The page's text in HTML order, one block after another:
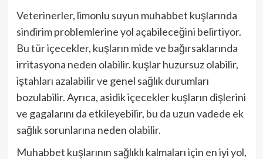
Veterinerler, limonlu suyun muhabbet kuşlarında
sindirim problemlerine yol açabileceğini belirtiyor.
Bu tür içecekler, kuşların mide ve bağırsaklarında
irritasyona neden olabilir. kuşlar huzursuz olabilir,
iştahları azalabilir ve genel sağlık durumları
bozulabilir. Ayrıca, asidik içecekler kuşların dişlerini
ve gagalarını da etkileyebilir, bu da uzun vadede ek
sağlık sorunlarına neden olabilir.
Muhabbet kuşlarının sağlıklı kalmaları için en iyi yol,